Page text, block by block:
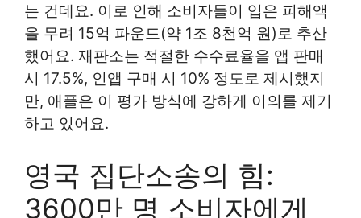
는 건데요. 이로 인해 소비자들이 입은 피해액
을 무려 15억 파운드(약 1조 8천억 원)로 추산
했어요. 재판소는 적절한 수수료율을 앱 판매
시 17.5%, 인앱 구매 시 10% 정도로 제시했지
만, 애플은 이 평가 방식에 강하게 이의를 제기
하고 있어요.
영국 집단소송의 힘:
3600만 명 소비자에게